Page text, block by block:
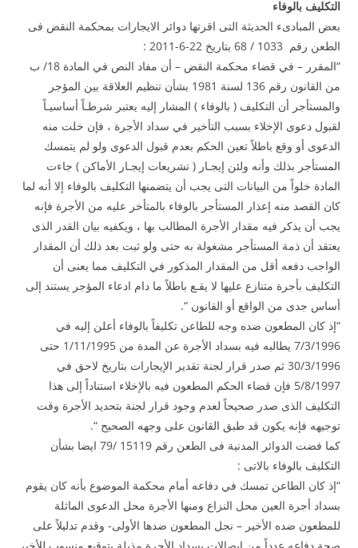
التكليف بالوفاء
بعض المبادىء الحديثة التى اقرتها دوائر الايجارات بمحكمة النقض فى
الطعن رقم 1033 / 68 بتاريخ 22-6-2011 :
“المقرر – في قضاء محكمة النقض – أن مفاد النص في المادة 18/ ب
من القانون رقم 136 لسنة 1981 بشأن تنظيم العلاقة بين المؤجر
والمستأجر أن التكليف ( بالوفاء ) المشار إليه يعتبر شرطـاً أساسيـاً
لقبول دعوى الإخلاء بسبب التأخير في سداد الأجرة ، فإن خلت منه
الدعوى أو وقع باطلاً تعين الحكم بعدم قبول الدعوى ولو لم يتمسك
المستأجر بذلك وأنه ولئن إيجـار ( تشريعات إيجـار الأماكن ) جاءت
المادة خلواً من البيانات التى يجب أن يتضمنها التكليف بالوفاء إلا أنه لما
كان القصد منه إعذار المستأجر بالوفاء بالمتأخر عليه من الأجرة فإنه
يجب أن يذكر فيه مقدار الأجرة المطالب بها ، ويكفيه بيان القدر الذى
يعتقد أن ذمة المستأجر مشغولة به حتى ولو ثبت بعد ذلك أن المقدار
الواجب دفعه أقل من المقدار المذكور في التكليف مما يعنى أن
التكليف بأجرة متنازع عليها لا يقـع باطلاً ما دام ادعاء المؤجر يستند إلى
أساس جدى من الواقع أو القانون “.
“إذ كان المطعون ضده وجه للطاعن تكليفاً بالوفاء أعلن إليه في
7/3/1996 يطالبه فيه بسداد الأجرة عن المدة من 1/11/1995 حتى
30/3/1996 ثم صدر قرار لجنة تقدير الإيجارات بتاريخ لاحق في
5/8/1997 فإن قضاء الحكم المطعون فيه بالإخلاء استناداً إلى هذا
التكليف الذى صدر صحيحاً لعدم وجود قرار لجنة بتحديد الأجرة وقت
توجيهه فإنه يكون قد طبق القانون على وجهه الصحيح “.
كما فضت الدوائر المدنية فى الطعن رقم 15119 /79 ايضا بشأن
التكليف بالوفاء بالاتى :
“إذ كان الطاعن تمسك في دفاعه أمام محكمة الموضوع بأنه كان يقوم
بسداد أجرة العين محل النزاع ومنها الأجرة محل الدعوى الماثلة
للمطعون ضده الأخير – نجل المطعون ضدها الأولى- وقدم تدليلاً على